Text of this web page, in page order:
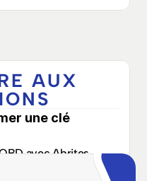
AUX
une clé
avec Abrites
la clé HY-3-1 et de